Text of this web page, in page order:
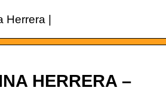
|
HERRERA –